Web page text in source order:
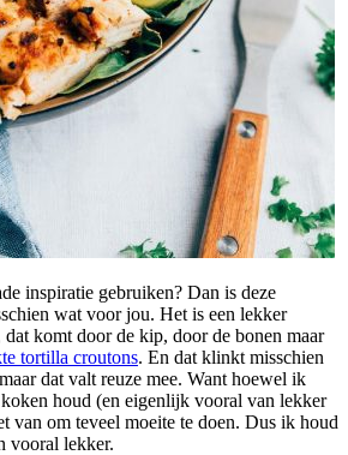
inspiratie gebruiken? Dan is deze
wat voor jou. Het is een lekker
komt door de kip, door de bonen maar
tortilla croutons. En dat klinkt misschien
dat valt reuze mee. Want hoewel ik
houd (en eigenlijk vooral van lekker
van om teveel moeite te doen. Dus ik houd
vooral lekker.